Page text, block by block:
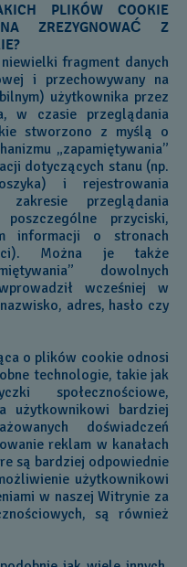
PLIKÓW COOKIE
ZREZYGNOWAĆ Z
fragment danych
i przechowywany na
użytkownika przez
w czasie przeglądania
stworzono z myślą o
„zapamiętywania”
dotyczących stanu (np.
i rejestrowania
przeglądania
przyciski,
informacji o stronach
Można je także
dowolnych
wcześniej w
adres, hasło czy
o plików cookie odnosi
technologie, takie jak
społecznościowe,
użytkownikowi bardziej
doświadczeń
reklam w kanałach
są bardziej odpowiednie
użytkownikowi
w naszej Witrynie za
są również